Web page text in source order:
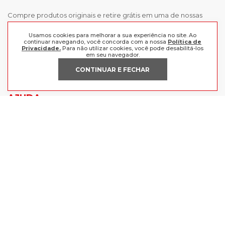
Usamos cookies para melhorar a sua experiência no site. Ao
continuar navegando, você concorda com a nossa Política de
Privacidade. Para não utilizar cookies, você pode desabilitá-los
em seu navegador.
CONTINUAR E FECHAR
Compre produtos originais e retire grátis em uma de nossas
lojas, ou receba em casa comprando as melhores marcas aqui.
Frete grátis a partir de R$199 para o Sul e Sudeste.
INSTITUCIONAL
Nossas Lojas
Trabalhe Conosco
AJUDA